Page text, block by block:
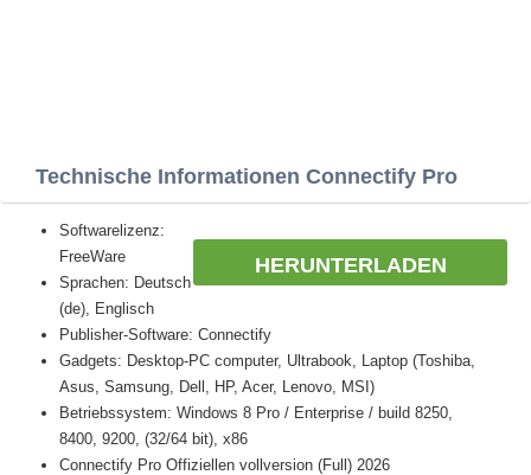
Technische Informationen Connectify Pro
HERUNTERLADEN
Softwarelizenz:
FreeWare
Sprachen: Deutsch
(de), Englisch
Publisher-Software: Connectify
Gadgets: Desktop-PC computer, Ultrabook, Laptop (Toshiba,
Asus, Samsung, Dell, HP, Acer, Lenovo, MSI)
Betriebssystem: Windows 8 Pro / Enterprise / build 8250,
8400, 9200, (32/64 bit), x86
Connectify Pro Offiziellen vollversion (Full) 2026